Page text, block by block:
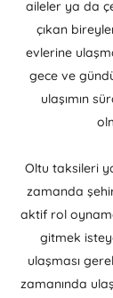
aileler ya da
çıkan
evlerine
gece ve
ulaşımın
Oltu taksileri
zamanda
aktif rol
gitmek
ulaşması
zamanında